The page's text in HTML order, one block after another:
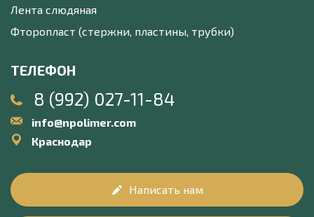
Лента слюдяная
Фторопласт (стержни, пластины, трубки)
ТЕЛЕФОН
8 (992) 027-11-84
info@npolimer.com
Краснодар
Написать нам